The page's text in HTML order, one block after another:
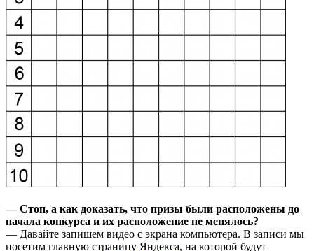
— Стоп, а как доказать, что призы были расположены до
начала конкурса и их расположение не менялось?
— Давайте запишем видео с экрана компьютера. В записи мы
посетим главную страницу Яндекса, на которой будут